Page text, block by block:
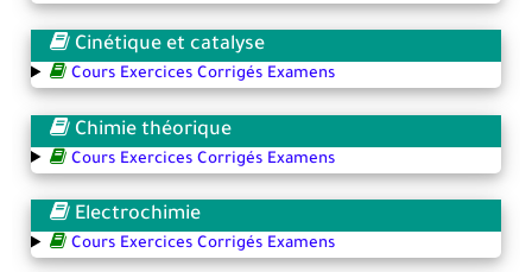
Cinétique et catalyse
Cours Exercices Corrigés Examens
Chimie théorique
Cours Exercices Corrigés Examens
Electrochimie
Cours Exercices Corrigés Examens